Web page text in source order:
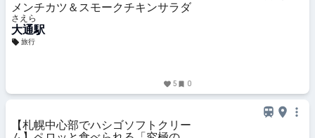
メンチカツ＆スモークチキンサラダ
さえら
大通駅
旅行
5 0
【札幌中心部でハシゴソフトクリー